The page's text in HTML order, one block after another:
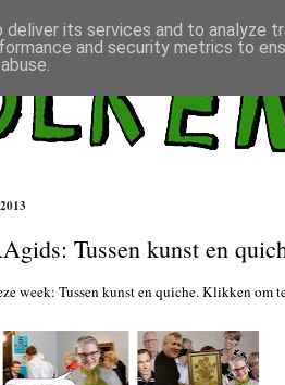
Tussen kunst en
week: Tussen kunst en quiche. Klikken om
its services and to analyze
and security metrics to